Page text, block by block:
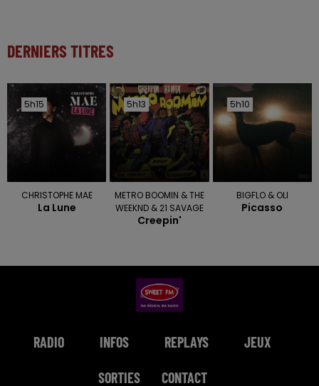
DERNIERS TITRES
5h15
5h15
CHRISTOPHE MAE
La Lune
5h13
5h13
METRO BOOMIN & THE
WEEKND & 21 SAVAGE
Creepin'
5h10
5h10
BIGFLO & OLI
Picasso
RADIO INFOS REPLAYS JEUX
SORTIES CONTACT